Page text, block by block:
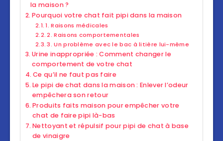
la maison ?
Pourquoi votre chat fait pipi dans la maison
1. Raisons médicales
2. Raisons comportementales
3. Un problème avec le bac à litière lui-même
Urine inappropriée : Comment changer le
comportement de votre chat
Ce qu’il ne faut pas faire
Le pipi de chat dans la maison : Enlever l’odeur
empêchera son retour
Produits faits maison pour empêcher votre
chat de faire pipi là-bas
Nettoyant et répulsif pour pipi de chat à base
de vinaigre